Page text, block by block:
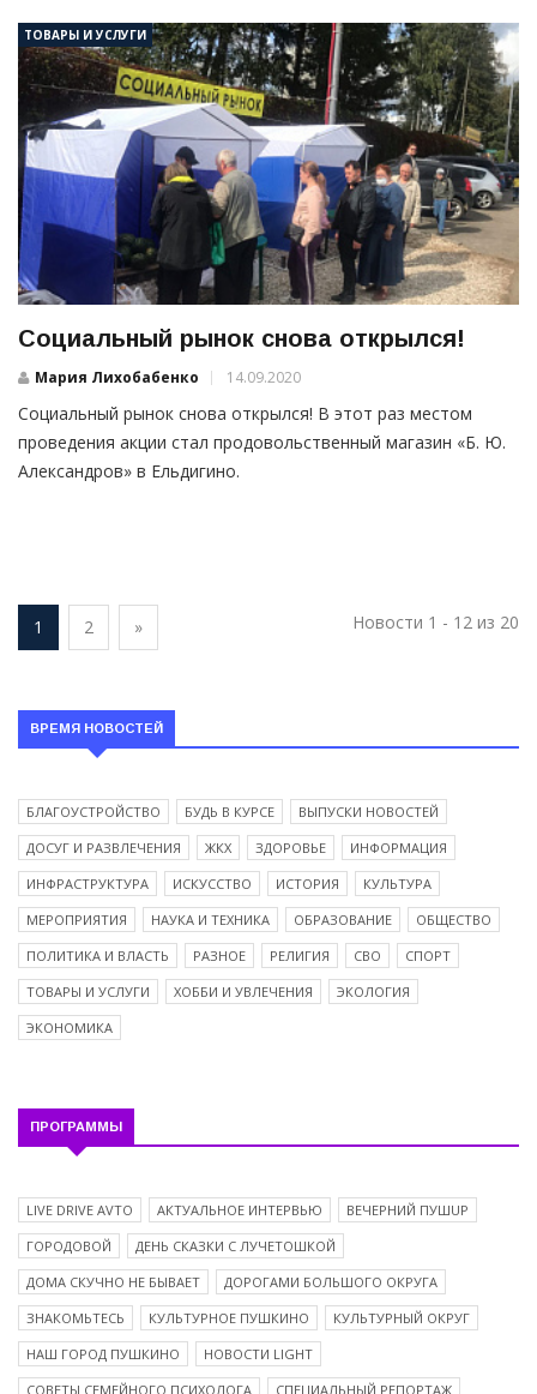
ТОВАРЫ И УСЛУГИ
Социальный рынок снова открылся!
Мария Лихобабенко 14.09.2020
Социальный рынок снова открылся! В этот раз местом
проведения акции стал продовольственный магазин «Б. Ю.
Александров» в Ельдигино.
1 2 » Новости 1 - 12 из 20
ВРЕМЯ НОВОСТЕЙ
БЛАГОУСТРОЙСТВО БУДЬ В КУРСЕ
ВЫПУСКИ НОВОСТЕЙ
ДОСУГ И РАЗВЛЕЧЕНИЯ
ЖКХ ЗДОРОВЬЕ
ИНФОРМАЦИЯ
ИНФРАСТРУКТУРА
ИСКУССТВО ИСТОРИЯ
КУЛЬТУРА
МЕРОПРИЯТИЯ
НАУКА И ТЕХНИКА ОБРАЗОВАНИЕ
ОБЩЕСТВО
ПОЛИТИКА И ВЛАСТЬ
РАЗНОЕ РЕЛИГИЯ СВО
СПОРТ
ТОВАРЫ И УСЛУГИ
ХОББИ И УВЛЕЧЕНИЯ
ЭКОЛОГИЯ
ЭКОНОМИКА
ПРОГРАММЫ
LIVE DRIVE AVTO АКТУАЛЬНОЕ ИНТЕРВЬЮ
ВЕЧЕРНИЙ ПУШUP
ГОРОДОВОЙ
ДЕНЬ СКАЗКИ С ЛУЧЕТОШКОЙ
ДОМА СКУЧНО НЕ БЫВАЕТ
ДОРОГАМИ БОЛЬШОГО ОКРУГА
ЗНАКОМЬТЕСЬ
КУЛЬТУРНОЕ ПУШКИНО
КУЛЬТУРНЫЙ ОКРУГ
НАШ ГОРОД ПУШКИНО
НОВОСТИ LIGHT
СОВЕТЫ СЕМЕЙНОГО ПСИХОЛОГА
СПЕЦИАЛЬНЫЙ РЕПОРТАЖ